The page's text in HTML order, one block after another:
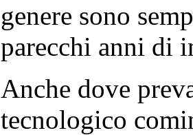
genere sono
parecchi anni di
Anche dove
tecnologico